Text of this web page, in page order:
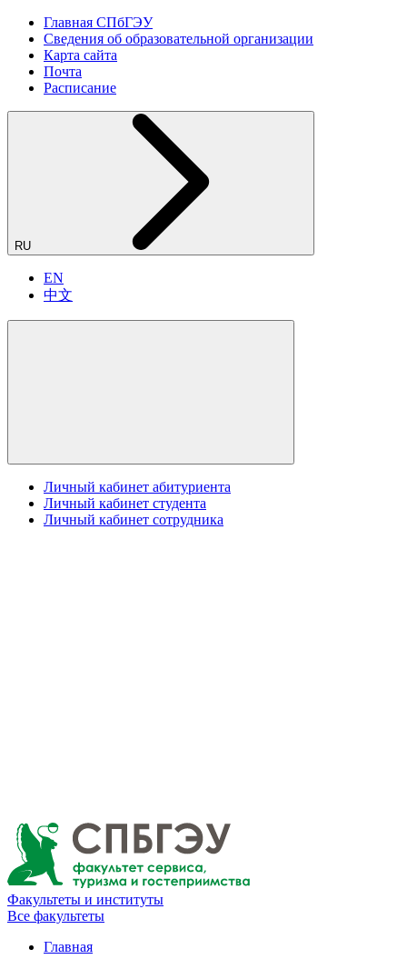
Главная СПбГЭУ
Сведения об образовательной организации
Карта сайта
Почта
Расписание
RU
EN
中文
Личный кабинет абитуриента
Личный кабинет студента
Личный кабинет сотрудника
Факультеты и институты
Все факультеты
Главная